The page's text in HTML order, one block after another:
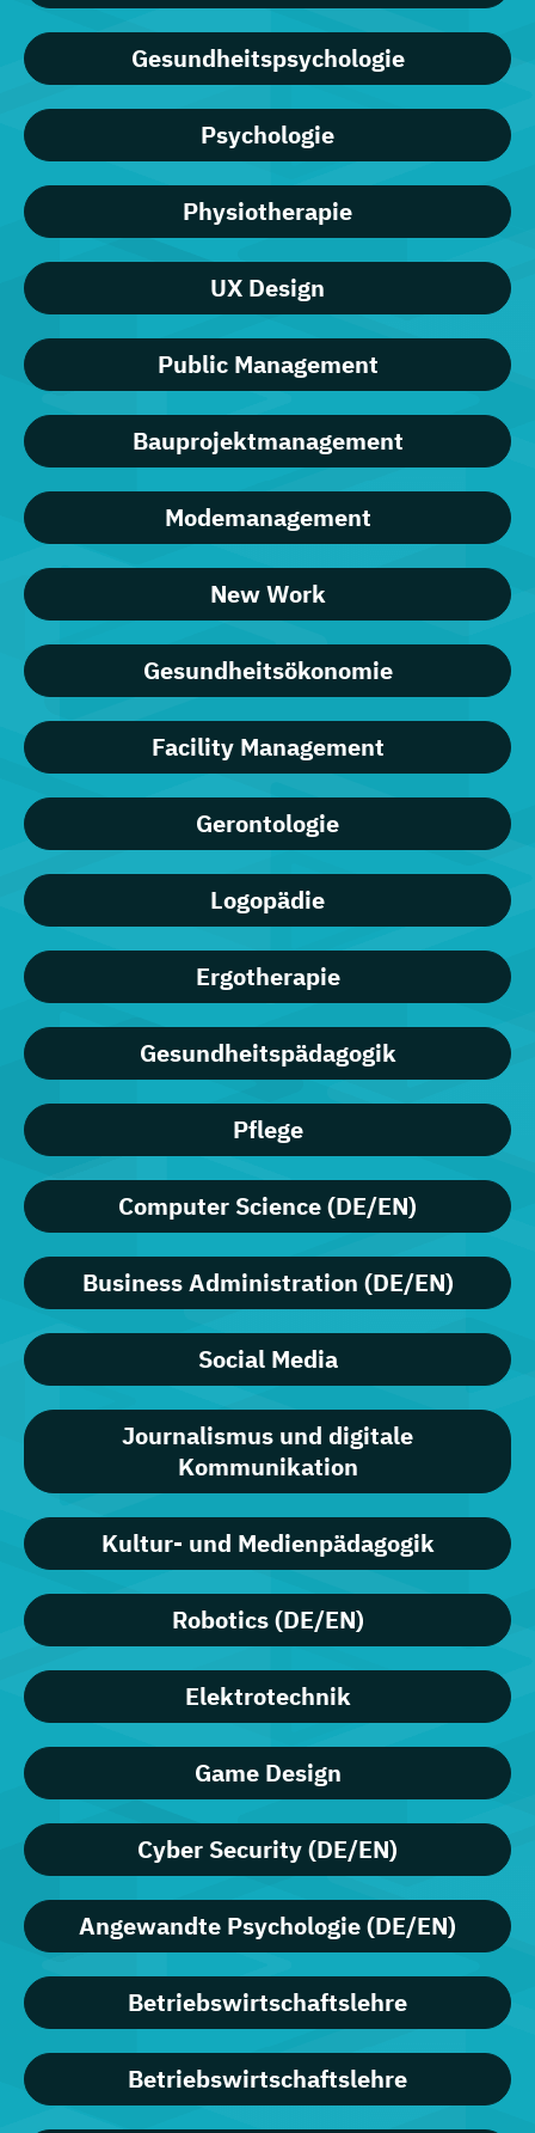
Gesundheitspsychologie
Psychologie
Physiotherapie
UX Design
Public Management
Bauprojektmanagement
Modemanagement
New Work
Gesundheitsökonomie
Facility Management
Gerontologie
Logopädie
Ergotherapie
Gesundheitspädagogik
Pflege
Computer Science (DE/EN)
Business Administration (DE/EN)
Social Media
Journalismus und digitale
Kommunikation
Kultur- und Medienpädagogik
Robotics (DE/EN)
Elektrotechnik
Game Design
Cyber Security (DE/EN)
Angewandte Psychologie (DE/EN)
Betriebswirtschaftslehre
Betriebswirtschaftslehre